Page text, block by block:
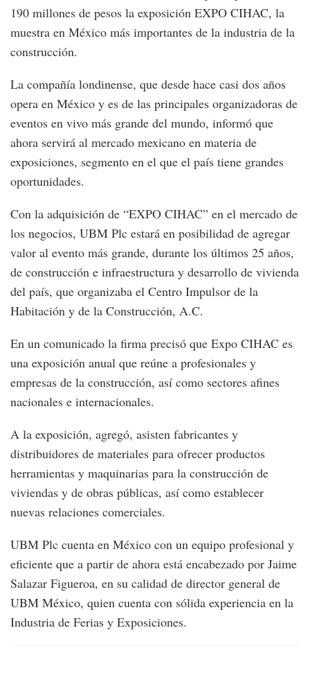
190 millones de pesos la exposición EXPO CIHAC, la
muestra en México más importantes de la industria de la
construcción.
La compañía londinense, que desde hace casi dos años
opera en México y es de las principales organizadoras de
eventos en vivo más grande del mundo, informó que
ahora servirá al mercado mexicano en materia de
exposiciones, segmento en el que el país tiene grandes
oportunidades.
Con la adquisición de “EXPO CIHAC” en el mercado de
los negocios, UBM Plc estará en posibilidad de agregar
valor al evento más grande, durante los últimos 25 años,
de construcción e infraestructura y desarrollo de vivienda
del país, que organizaba el Centro Impulsor de la
Habitación y de la Construcción, A.C.
En un comunicado la firma precisó que Expo CIHAC es
una exposición anual que reúne a profesionales y
empresas de la construcción, así como sectores afines
nacionales e internacionales.
A la exposición, agregó, asisten fabricantes y
distribuidores de materiales para ofrecer productos
herramientas y maquinarias para la construcción de
viviendas y de obras públicas, así como establecer
nuevas relaciones comerciales.
UBM Plc cuenta en México con un equipo profesional y
eficiente que a partir de ahora está encabezado por Jaime
Salazar Figueroa, en su calidad de director general de
UBM México, quien cuenta con sólida experiencia en la
Industria de Ferias y Exposiciones.